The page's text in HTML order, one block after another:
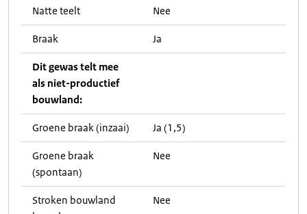
Natte teelt Nee
Braak Ja
Dit gewas telt mee
als niet-productief
bouwland:
Groene braak (inzaai) Ja (1,5)
Groene braak
(spontaan)
Nee
Stroken bouwland
Nee